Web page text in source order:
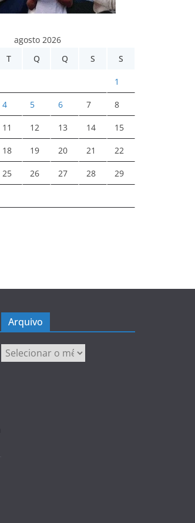
agosto 2026
T Q Q S S
1
4 5 6 7 8
11 12 13 14 15
18 19 20 21 22
25 26 27 28 29
Arquivo
Arquivo